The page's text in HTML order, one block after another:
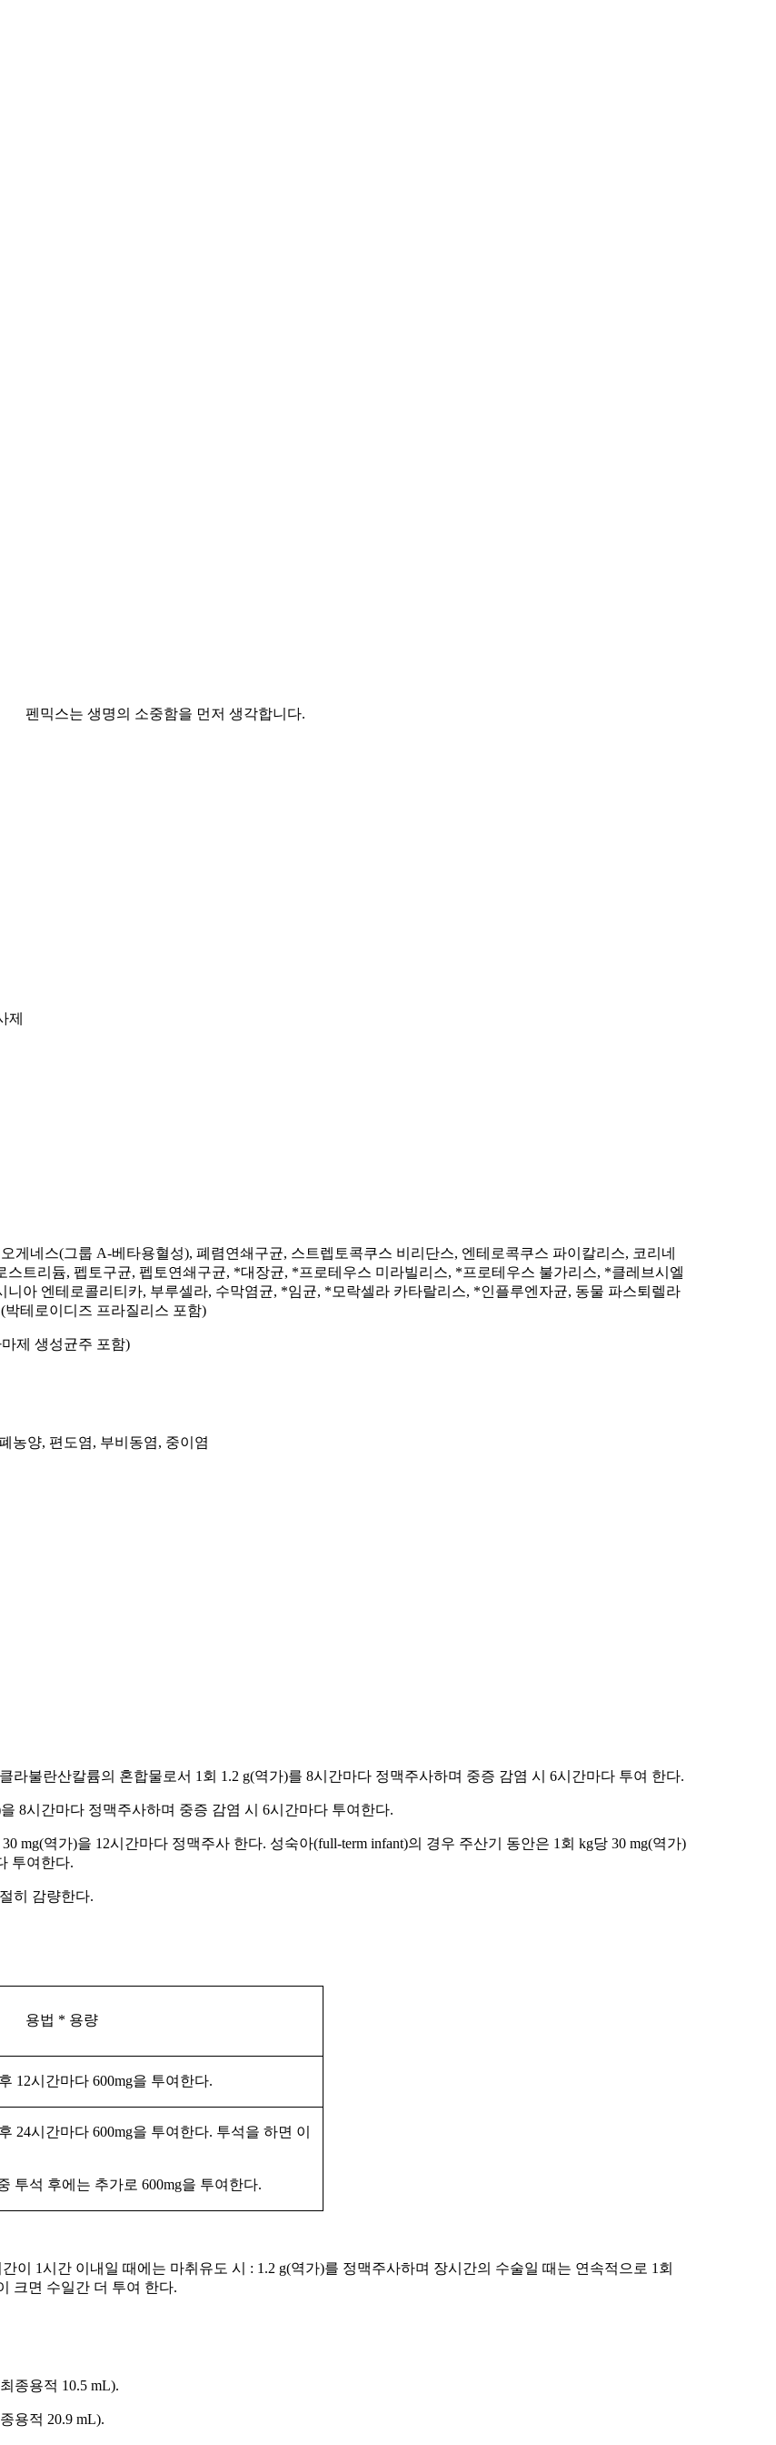
펜믹스는 생명의 소중함을 먼저 생각합니다.
제
게네스(그룹 A-베타용혈성), 폐렴연쇄구균, 스트렙토콕쿠스 비리단스, 엔테로콕쿠스 파이칼리스, 코리네
트리듐, 펩토구균, 펩토연쇄구균, *대장균, *프로테우스 미라빌리스, *프로테우스 불가리스, *클레브시엘
아 엔테로콜리티카, 부루셀라, 수막염균, *임균, *모락셀라 카타랄리스, *인플루엔자균, 동물 파스퇴렐라
테로이디즈 프라질리스 포함)
제 생성균주 포함)
농양, 편도염, 부비동염, 중이염
라불란산칼륨의 혼합물로서 1회 1.2 g(역가)를 8시간마다 정맥주사하며 중증 감염 시 6시간마다 투여 한다.
8시간마다 정맥주사하며 중증 감염 시 6시간마다 투여한다.
mg(역가)을 12시간마다 정맥주사 한다. 성숙아(full-term infant)의 경우 주산기 동안은 1회 kg당 30 mg(역가)
투여한다.
히 감량한다.
용법 * 용량
12시간마다 600mg을 투여한다.
24시간마다 600mg을 투여한다. 투석을 하면 이
투석 후에는 추가로 600mg을 투여한다.
이 1시간 이내일 때에는 마취유도 시 : 1.2 g(역가)를 정맥주사하며 장시간의 수술일 때는 연속적으로 1회
크면 수일간 더 투여 한다.
종용적 10.5 mL).
용적 20.9 mL).